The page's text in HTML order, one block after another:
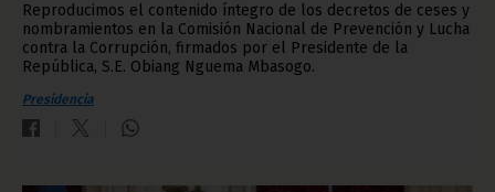
Reproducimos el contenido íntegro de los decretos de ceses y
nombramientos en la Comisión Nacional de Prevención y Lucha
contra la Corrupción, firmados por el Presidente de la
República, S.E. Obiang Nguema Mbasogo.
Presidencia